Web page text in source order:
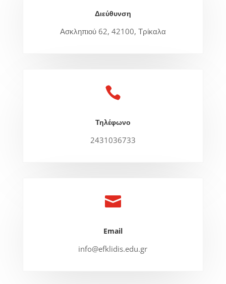
Διεύθυνση
Ασκληπιού 62, 42100, Τρίκαλα

Τηλέφωνο
2431036733

Email
info@efklidis.edu.gr